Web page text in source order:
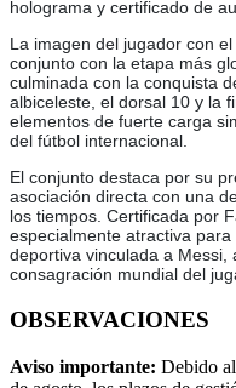
holograma y certificado de
La imagen del jugador con
conjunto con la etapa más
culminada con la conquista
albiceleste, el dorsal 10 y la
elementos de fuerte carga
del fútbol internacional.
El conjunto destaca por su
asociación directa con una
los tiempos. Certificada por
especialmente atractiva
deportiva vinculada a Messi,
consagración mundial del
OBSERVACIONES
Aviso importante: Debido